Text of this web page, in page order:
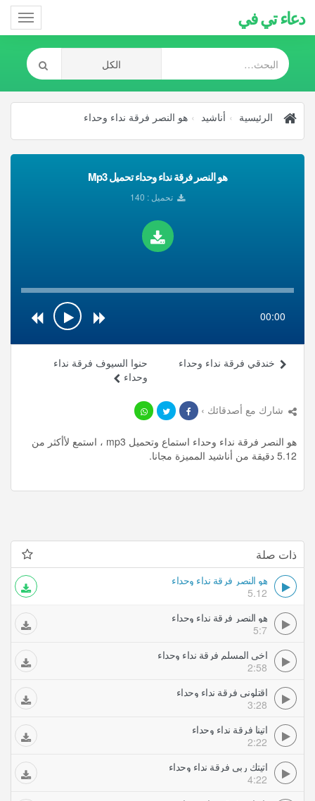
دعاء تي في
الرئيسية أناشيد هو النصر فرقة نداء وحداء
هو النصر فرقة نداء وحداء تحميل Mp3
تحميل : 140
00:00
حنوا السيوف فرقة نداء
وحداء
خندقي فرقة نداء وحداء
شارك مع أصدقائك ›
هو النصر فرقة نداء وحداء استماع وتحميل mp3 ، استمع لأأكثر من
5.12 دقيقة من أناشيد المميزة مجانا.
ذات صلة
هو النصر فرقة نداء وحداء
5.12
هو النصر فرقة نداء وحداء
5:7
اخي المسلم فرقة نداء وحداء
2:58
اقتلوني فرقة نداء وحداء
3:28
اتينا فرقة نداء وحداء
2:22
اتيتك ربي فرقة نداء وحداء
4:22